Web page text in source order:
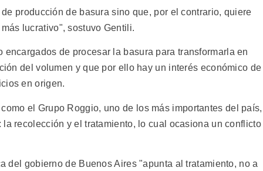
producción de basura sino que, por el contrario, quiere
lucrativo", sostuvo Gentili.
de procesar la basura para transformarla en
del volumen y que por ello hay un interés económico de
en origen.
el Grupo Roggio, uno de los más importantes del país,
recolección y el tratamiento, lo cual ocasiona un conflicto
del gobierno de Buenos Aires "apunta al tratamiento, no a